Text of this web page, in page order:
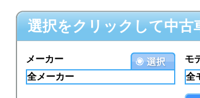
選択をクリックして中古
モ
メーカー